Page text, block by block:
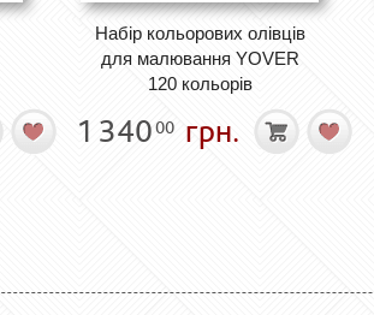
Набір кольорових олівців
для малювання YOVER
120 кольорів
1 34000 грн.